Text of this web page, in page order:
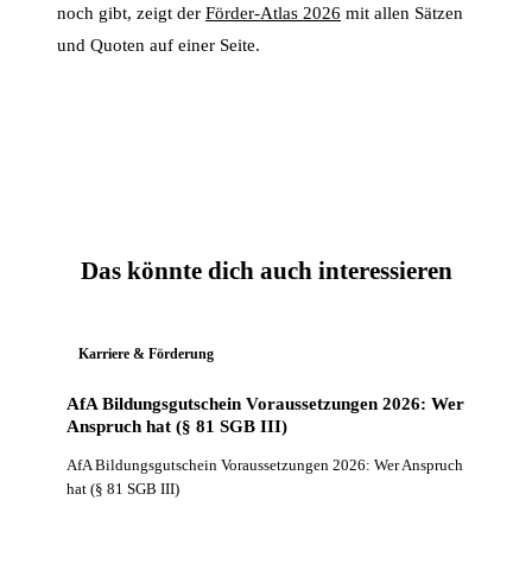
noch gibt, zeigt der Förder-Atlas 2026 mit allen Sätzen
und Quoten auf einer Seite.
Das könnte dich auch interessieren
Karriere & Förderung
AfA Bildungsgutschein Voraussetzungen 2026: Wer
Anspruch hat (§ 81 SGB III)
AfA Bildungsgutschein Voraussetzungen 2026: Wer Anspruch
hat (§ 81 SGB III)